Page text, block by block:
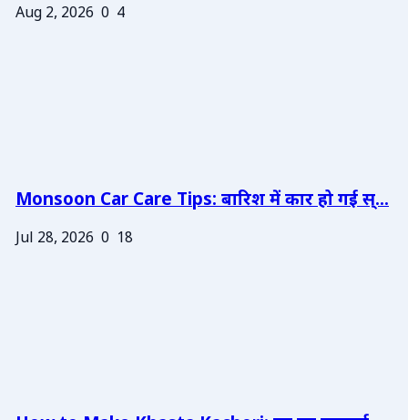
Aug 2, 2026 0 4
Monsoon Car Care Tips: बारिश में कार हो गई स्...
Jul 28, 2026 0 18